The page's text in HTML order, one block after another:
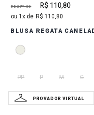
R$ 277,00 R$ 110,80
1 R$ 110,80
BLUSA REGATA
PP P M G